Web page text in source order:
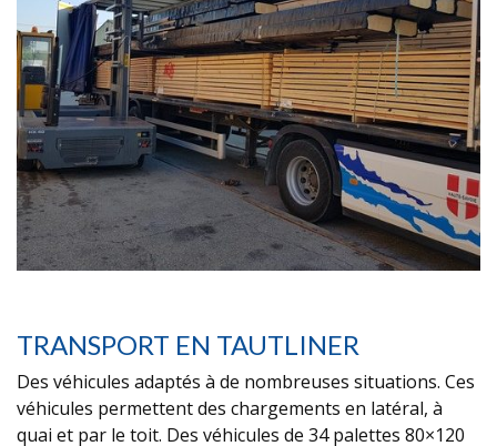
TRANSPORT EN TAUTLINER
Des véhicules adaptés à de nombreuses situations. Ces
véhicules permettent des chargements en latéral, à
quai et par le toit. Des véhicules de 34 palettes 80×120